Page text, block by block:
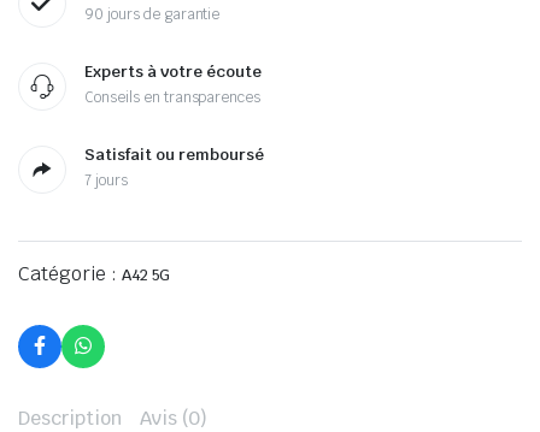
90 jours de garantie
Experts à votre écoute
Conseils en transparences
Satisfait ou remboursé
7 jours
Catégorie : A42 5G
Description Avis (0)